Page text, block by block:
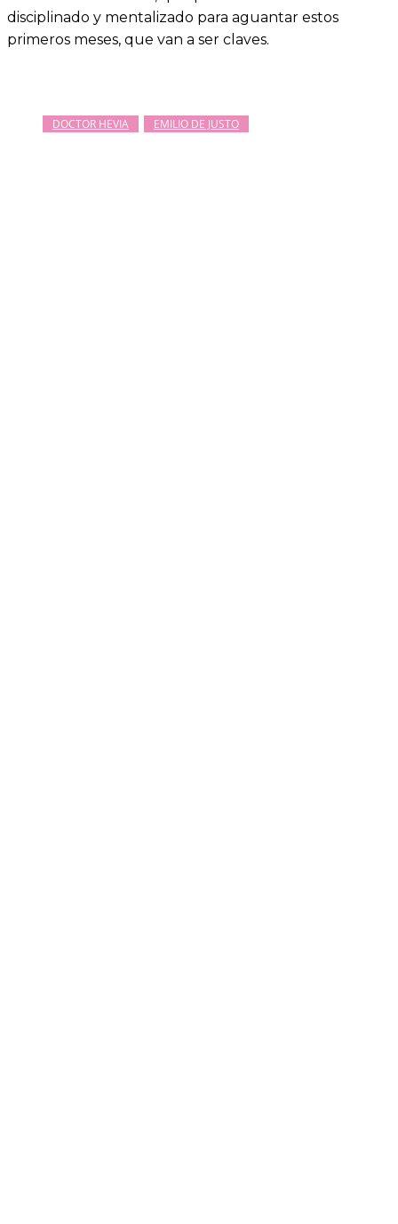
disciplinado y mentalizado para aguantar estos
primeros meses, que van a ser claves.
DOCTOR HEVIA EMILIO DE JUSTO